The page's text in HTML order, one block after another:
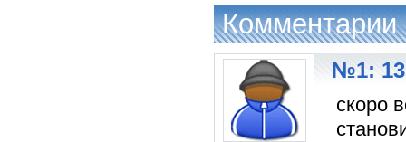
Комментарии
№1: 13
скоро